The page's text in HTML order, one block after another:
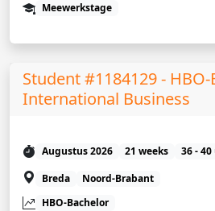
Meewerkstage
Student #1184129 -
International Business
Augustus 2026 21 weeks
36 -
Breda
Noord-Brabant
HBO-Bachelor